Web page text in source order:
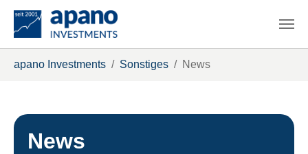
apano Investments Sonstiges News
News